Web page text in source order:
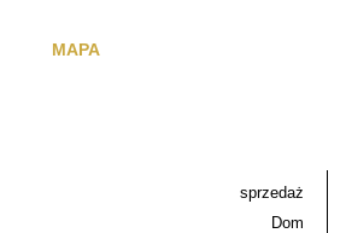
MAPA
sprzedaż
Dom